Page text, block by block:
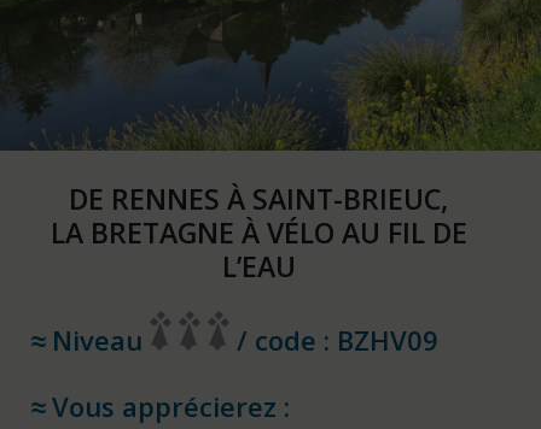
DE RENNES À SAINT-BRIEUC,
LA BRETAGNE À VÉLO AU FIL DE
L’EAU
Niveau
/ code : BZHV09
Vous apprécierez :